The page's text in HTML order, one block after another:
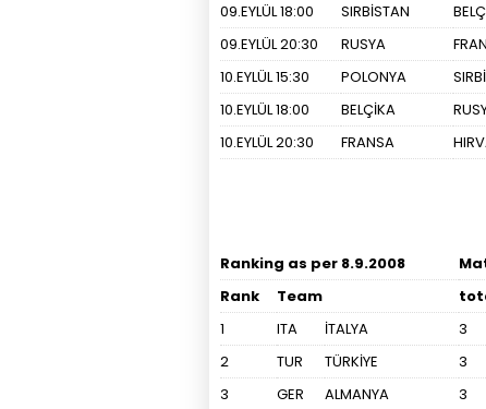
09.EYLÜL 18:00
SIRBİSTAN
09.EYLÜL 20:30
RUSYA
10.EYLÜL 15:30
POLONYA
10.EYLÜL 18:00
BELÇİKA
10.EYLÜL 20:30
FRANSA
Ranking as per 8.9.2008
Rank
Team
1
ITA İTALYA 3
2
TUR TÜRKİYE 3
3
GER ALMANYA 3